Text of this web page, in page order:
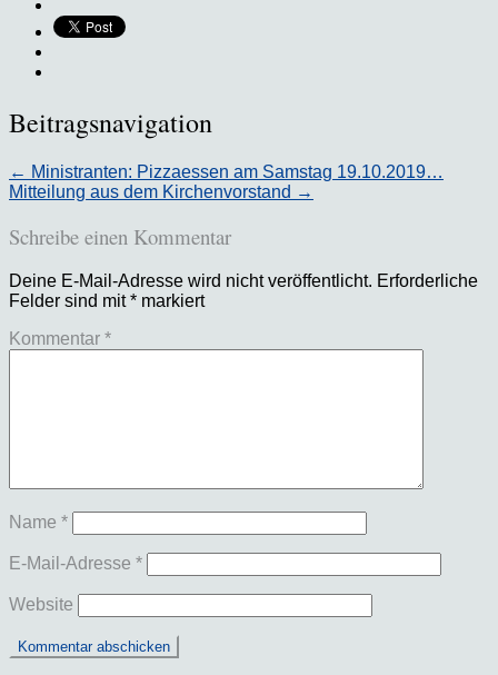
Beitragsnavigation
← Ministranten: Pizzaessen am Samstag 19.10.2019…
Mitteilung aus dem Kirchenvorstand →
Schreibe einen Kommentar
Deine E-Mail-Adresse wird nicht veröffentlicht. Erforderliche
Felder sind mit* markiert
Kommentar *
Name *
E-Mail-Adresse *
Website